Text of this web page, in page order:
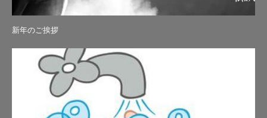
新年のご挨拶